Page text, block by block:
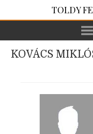
TOLDY
KOVÁCS